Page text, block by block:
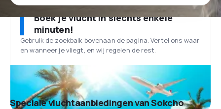
Boek je vlucht in slechts enkele
minuten!
Gebruik de zoekbalk bovenaan de pagina. Vertel ons waar
en wanneer je vliegt, en wij regelen de rest.
Speciale vluchtaanbiedingen van Sokcho